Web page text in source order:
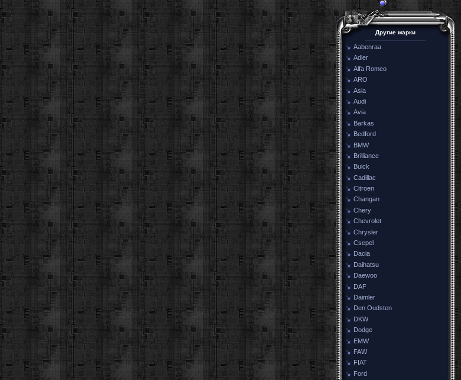
Другие марки
Aabenraa
Adler
Alfa Romeo
ARO
Asia
Audi
Avia
Barkas
Bedford
BMW
Brilliance
Buick
Cadillac
Citroen
Changan
Chery
Chevrolet
Chrysler
Csepel
Dacia
Daihatsu
Daewoo
DAF
Daimler
Den Oudsten
DKW
Dodge
EMW
FAW
FIAT
Ford